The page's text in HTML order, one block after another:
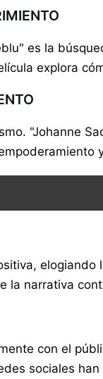
es la
explora
"Johanne
la narrativa
con el
sociales